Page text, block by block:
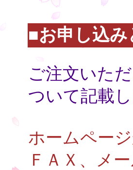
■お申し込
ご注文いた
ついて記載
ホームペー
ＦＡＸ、メ